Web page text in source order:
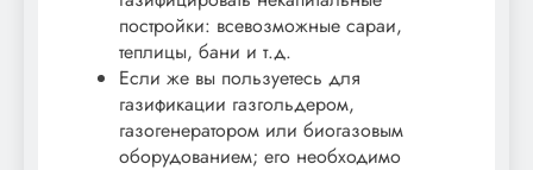
постройки: всевозможные сараи,
теплицы, бани и т.д.
Если же вы пользуетесь для
газификации газгольдером,
газогенератором или биогазовым
оборудованием; его необходимо